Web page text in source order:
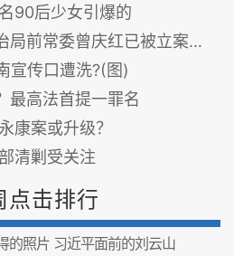
90后少女引爆的
前常委曾庆红已被立案调查
宣传口遭洗?(图)
最高法首提一罪名
康案或升级？
清剿受关注
点击排行
的照片 习近平面前的刘云山